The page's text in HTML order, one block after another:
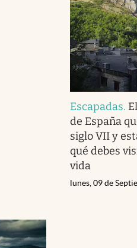
Escapadas.
de España
siglo VII y
qué debes
vida
lunes, 09 de